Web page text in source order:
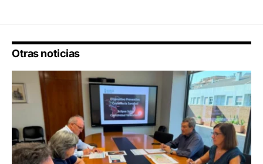
Otras noticias